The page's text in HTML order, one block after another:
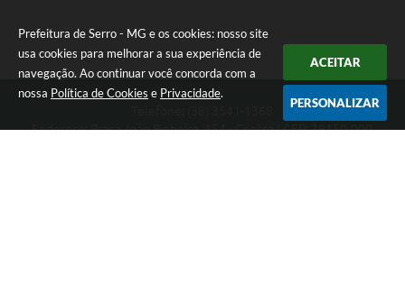
Prefeitura de Serro - MG e os cookies: nosso site
usa cookies para melhorar a sua experiência de
navegação. Ao continuar você concorda com a
nossa Política de Cookies e Privacidade.
ACEITAR
PERSONALIZAR
Endereço: Praça João Pinheiro, 154 - Centro | CEP: 39150-000